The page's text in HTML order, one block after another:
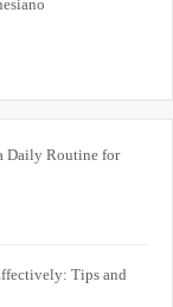
Daily Routine for
Tips and